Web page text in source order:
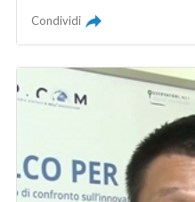
Condividi